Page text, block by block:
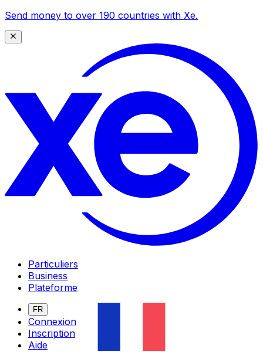
Send money to over 190 countries with Xe.
Particuliers
Business
Plateforme
FR
Connexion
Inscription
Aide